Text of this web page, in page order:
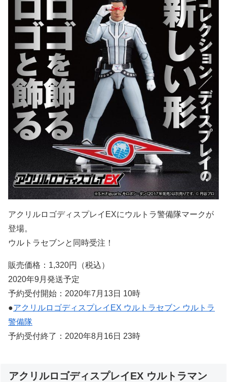
アクリルロゴディスプレイEXにウルトラ警備隊マークが
登場。
ウルトラセブンと同時受注！
販売価格：1,320円（税込）
2020年9月発送予定
予約受付開始：2020年7月13日 10時
●アクリルロゴディスプレイEX ウルトラセブン ウルトラ
警備隊
予約受付終了：2020年8月16日 23時
アクリルロゴディスプレイEX ウルトラマン